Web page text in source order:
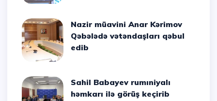
Nazir müavini Anar Kərimov
Qəbələdə vətəndaşları qəbul
edib
Sahil Babayev rumıniyalı
həmkarı ilə görüş keçirib